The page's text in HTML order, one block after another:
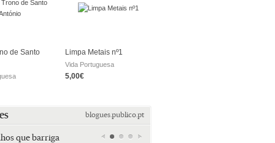
de Santo Limpa Metais nº1
Vida Portuguesa
5,00€
blogues.publico.pt
que barriga